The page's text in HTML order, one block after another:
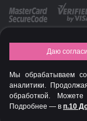
FASHION NEW
© Интернет-магазин
Авторизируйся, чтобы
Даю
Мы обрабатываем
аналитики.
обработкой.
Подробнее — в п.10